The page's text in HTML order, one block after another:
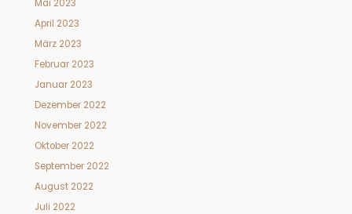
Mai 2023
April 2023
März 2023
Februar 2023
Januar 2023
Dezember 2022
November 2022
Oktober 2022
September 2022
August 2022
Juli 2022